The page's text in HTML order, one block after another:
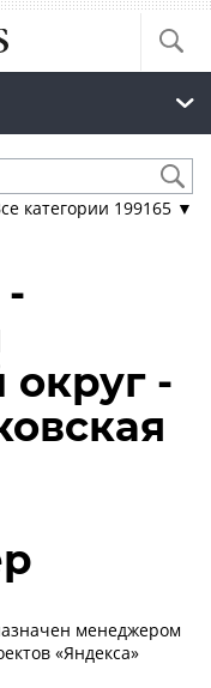
категории 199165 ▼
-
менеджером
«Яндекса»